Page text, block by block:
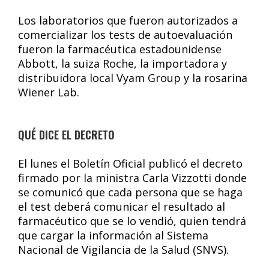
Los laboratorios que fueron autorizados a
comercializar los tests de autoevaluación
fueron la farmacéutica estadounidense
Abbott, la suiza Roche, la importadora y
distribuidora local Vyam Group y la rosarina
Wiener Lab.
QUÉ DICE EL DECRETO
El lunes el Boletín Oficial publicó el decreto
firmado por la ministra Carla Vizzotti donde
se comunicó que cada persona que se haga
el test deberá comunicar el resultado al
farmacéutico que se lo vendió, quien tendrá
que cargar la información al Sistema
Nacional de Vigilancia de la Salud (SNVS).